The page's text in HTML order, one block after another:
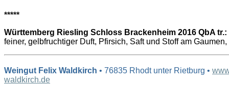
*****
Württemberg Riesling Schloss Brackenheim 2016 QbA tr.:
feiner, gelbfruchtiger Duft, Pfirsich, Saft und Stoff am
Weingut Felix Waldkirch • 76835 Rhodt unter Rietburg •
waldkirch.de